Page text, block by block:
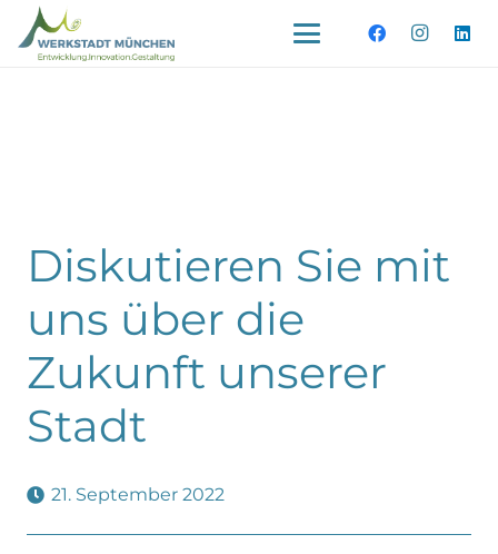
Diskutieren Sie mit
uns über die
Zukunft unserer
Stadt
21. September 2022